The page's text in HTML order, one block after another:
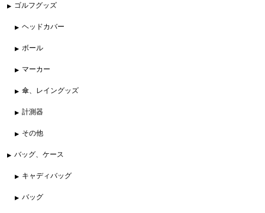
ゴルフグッズ
ヘッドカバー
ボール
マーカー
傘、レイングッズ
計測器
その他
バッグ、ケース
キャディバッグ
バッグ